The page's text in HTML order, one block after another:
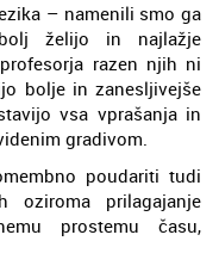
– namenili smo ga
želijo in najlažje
razen njih ni
bolje in zanesljivejše
vsa vprašanja in
gradivom.
poudariti tudi
oziroma prilagajanje
prostemu času,